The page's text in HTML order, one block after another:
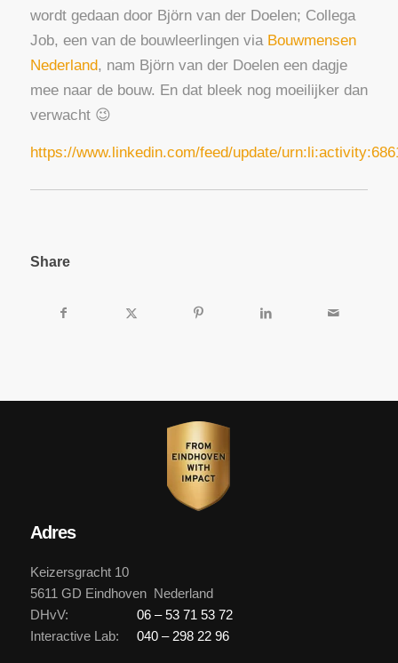
wordt gedaan door Björn van der Doelen; Collega
Job, een van de bouwleerlingen via Bouwmensen
Nederland, nam Björn van der Doelen een dagje
mee naar de bouw. En dat bleek nog moeilijker dan
verwacht 😉
https://www.linkedin.com/feed/update/
Share
Adres
Keizersgracht 10
5611 GD Eindhoven Nederland
DHvV:
06 – 53 71 53 72
Interactive Lab:
040 – 298 22 96